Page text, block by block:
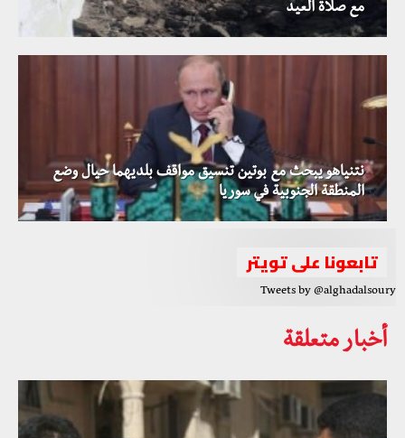
مع صلاة العيد
نتنياهو يبحث مع بوتين تنسيق مواقف بلديهما حيال وضع
المنطقة الجنوبية في سوريا
تابعونا على تويتر
Tweets by @alghadalsoury
أخبار متعلقة